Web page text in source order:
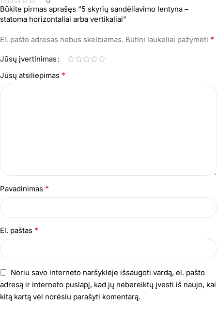
Būkite pirmas aprašęs “5 skyrių sandėliavimo lentyna –
statoma horizontaliai arba vertikaliai”
El. pašto adresas nebus skelbiamas. Būtini laukeliai pažymėti *
Jūsų įvertinimas
Jūsų atsiliepimas *
Pavadinimas *
El. paštas *
Noriu savo interneto naršyklėje išsaugoti vardą, el. pašto
adresą ir interneto puslapį, kad jų nebereiktų įvesti iš naujo, kai
kitą kartą vėl norėsiu parašyti komentarą.